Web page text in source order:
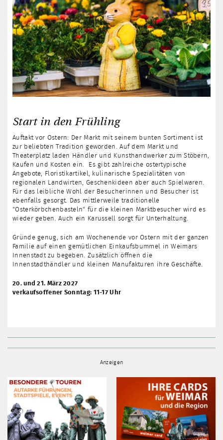
Start in den Frühling
Auftakt vor Ostern: Der Markt mit seinem bunten Sortiment ist
zur beliebten Tradition geworden. Auf dem Markt und
Theaterplatz laden Händler und Kunsthandwerker zum Stöbern,
Kaufen und Kosten ein. Es gibt zahlreiche ostertypische
Angebote, Floristikartikel, kulinarische Spezialitäten von
regionalen Landwirten, Geschenkideen aber auch Spielwaren.
Für das leibliche Wohl der Besucherinnen und Besucher ist
ebenfalls gesorgt. Das mittlerweile traditionelle
"Osterkörbchenbasteln" für die kleinen Marktbesucher wird es
wieder geben. Auch ein Karussell sorgt für Unterhaltung.
Gründe genug, sich am Wochenende vor Ostern mit der ganzen
Familie auf einen gemütlichen Einkaufsbummel in Weimars
Innenstadt zu begeben. Zusätzlich öffnen die
Innenstadthändler und kleinen Manufakturen ihre Geschäfte.
20. und 21. März 2027
verkaufsoffener Sonntag: 11-17 Uhr
Anzeigen